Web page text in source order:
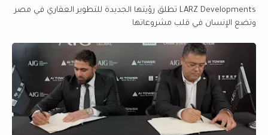
LARZ Developments تطلق رؤيتها الجديدة للتطوير العقاري في مصر
وتضع الإنسان في قلب مشروعاتها